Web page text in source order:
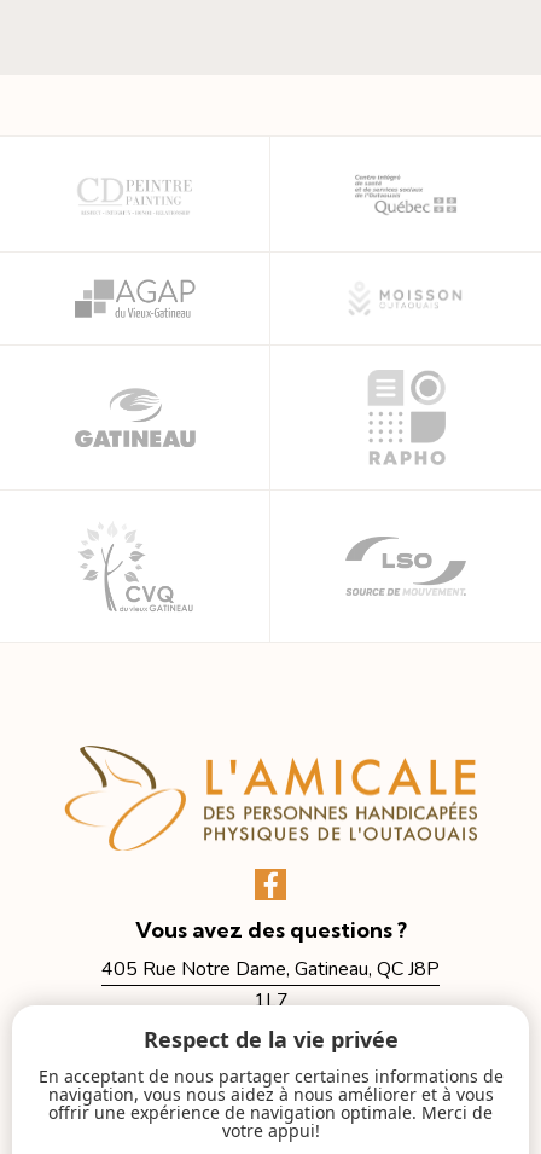
Vous avez des questions ?
405 Rue Notre Dame, Gatineau, QC J8P
1L7
819-663-2999 in **@ *****le.ca
Respect de la vie privée
En acceptant de nous partager certaines informations de
navigation, vous nous aidez à nous améliorer et à vous
offrir une expérience de navigation optimale. Merci de
votre appui!